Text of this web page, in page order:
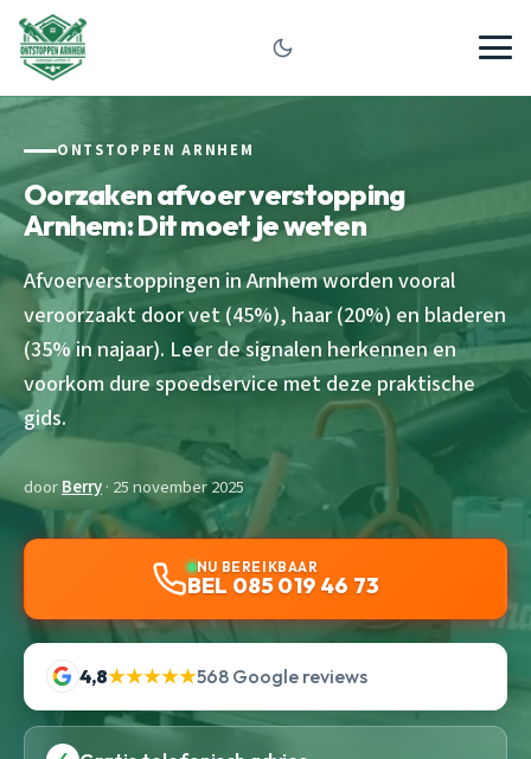
ONTSTOPPEN ARNHEM
Oorzaken afvoer verstopping
Arnhem: Dit moet je weten
Afvoerverstoppingen in Arnhem worden vooral
veroorzaakt door vet (45%), haar (20%) en bladeren
(35% in najaar). Leer de signalen herkennen en
voorkom dure spoedservice met deze praktische
gids.
doorBerry· 25 november 2025
NU BEREIKBAAR
BEL 085 019 46 73
4,8★★★★★568 Google reviews